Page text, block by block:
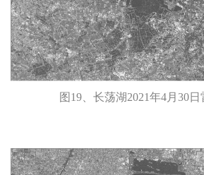
图19、长荡湖2021年4月30日